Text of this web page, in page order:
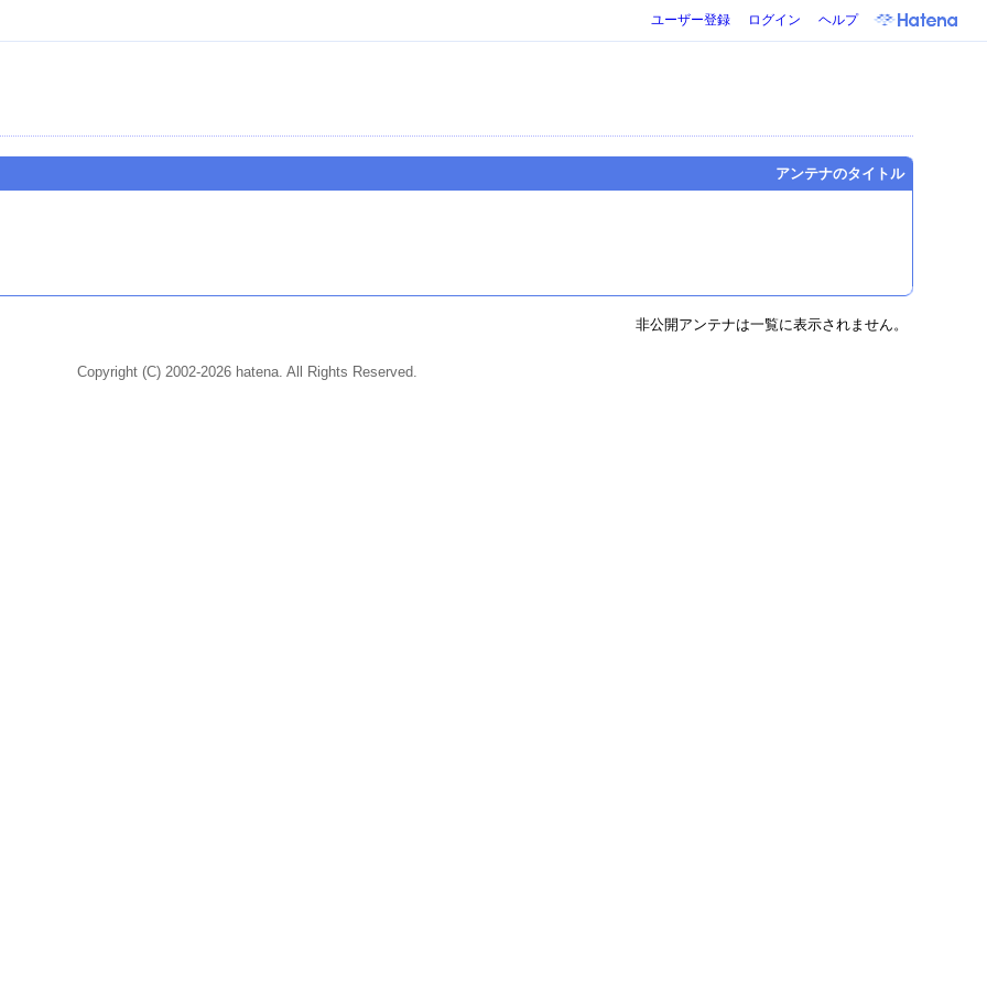
ユーザー登録 ログイン ヘルプ
アンテナのタイトル
非公開アンテナは一覧に表示されません。
Copyright (C) 2002-2026 hatena. All Rights Reserved.